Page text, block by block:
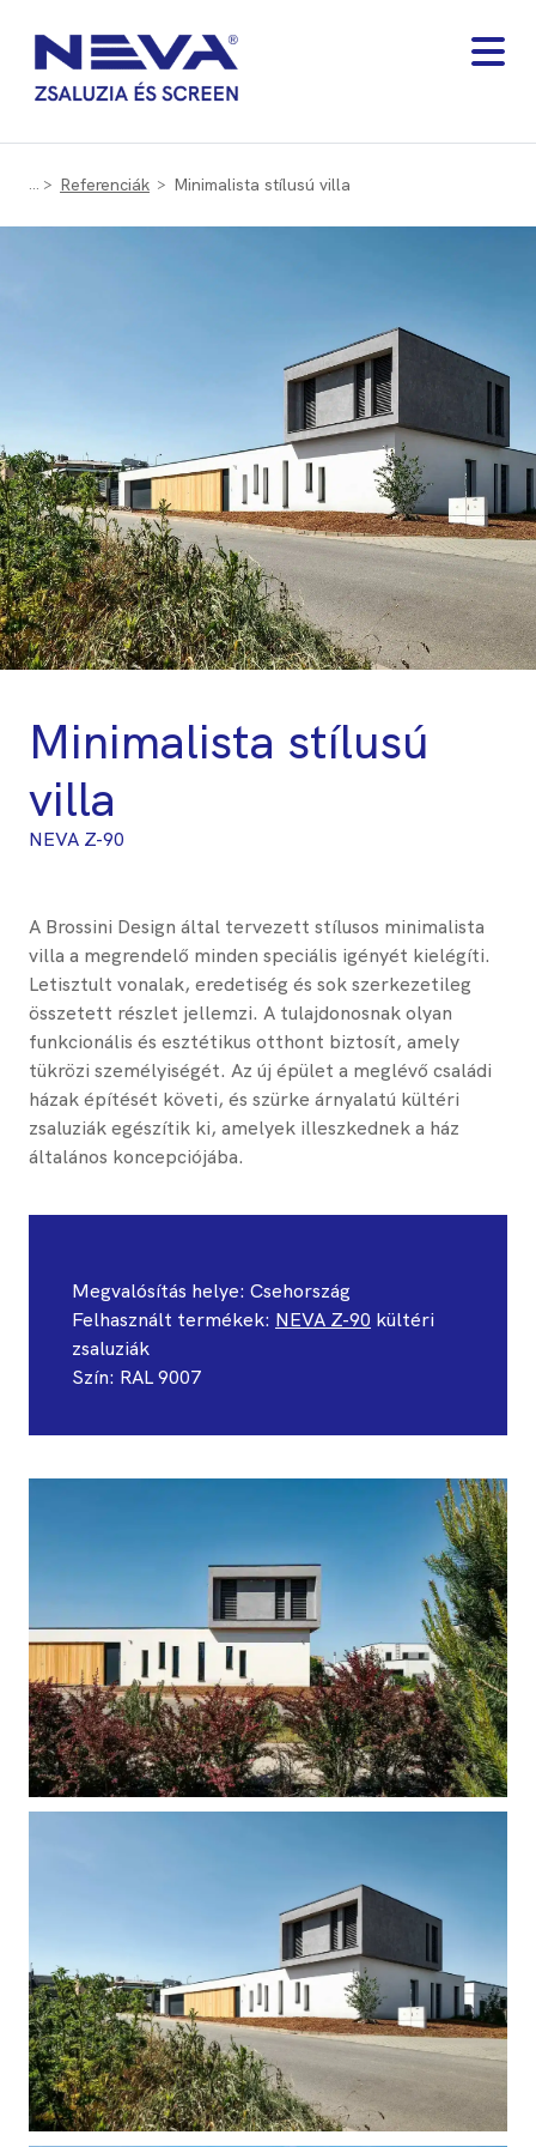
Referenciák Minimalista stílusú villa
Minimalista stílusú
villa
NEVA Z-90
A Brossini Design által tervezett stílusos minimalista
villa a megrendelő minden speciális igényét kielégíti.
Letisztult vonalak, eredetiség és sok szerkezetileg
összetett részlet jellemzi. A tulajdonosnak olyan
funkcionális és esztétikus otthont biztosít, amely
tükrözi személyiségét. Az új épület a meglévő családi
házak építését követi, és szürke árnyalatú kültéri
zsaluziák egészítik ki, amelyek illeszkednek a ház
általános koncepciójába.
Megvalósítás helye: ​Csehország
Felhasznált termékek: NEVA Z-90 kültéri
zsaluziák
Szín: RAL 9007